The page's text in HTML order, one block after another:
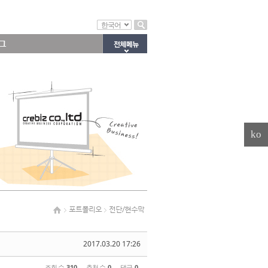
한국어
포트폴리오 전단/현수막
2017.03.20 17:26
ko